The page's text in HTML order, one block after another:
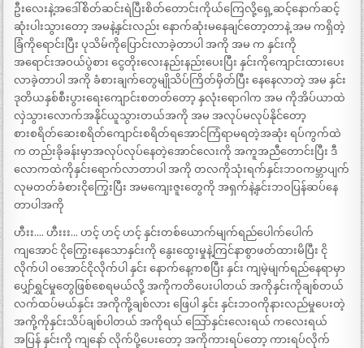
ဦးလေးနဲ့အဒေါ်စိတ်ဆင်းရဲပြီးစိတ်တောင်းကိုယ်ကြေလို့ရှေ့ဆင့်နောက်ဆင့်
ဆုံးပါးသွားတော့ အမနဲ့နှင်းလည်း နောက်ဆုံးမနေချင်တော့တာနဲ့ အမ ကရှိတဲ့
ခြံကိုရောင်းပြီး ပုသိမ်ကိုပြောင်းလာခဲ့တာပါ အကို အမ က နှင်းကို
အရောင်းအဝယ်ပွဲစား ငွေတိုးလေးနည်းနည်းပေးပြီး နှင်းကိုကျောင်းထားပေး
လာခဲ့တာပါ အကို ခံစားချက်တွေမျိုသိပ်ကြိတ်မှိတ်ပြီး နေနေလာတဲ့ အမ နှင်း
ဒုတိယနှစ်စီးပွားရေးကျောင်းစတတ်တော့ နှလုံးရောဂါက အမ ကိုအိပ်ယာထဲ
လှဲသွားလောက်အနိုင်ယူသွားတယ်အကို အမ အလုပ်မလုပ်နိုင်တော့
စားစရိတ်ဆေးစရိတ်ကျောင်းစရိတ်ရအောင်ကြံရာမရတဲ့အဆုံး ရပ်ကွက်ထဲ
က တည်းခိုခန်းမှာအလုပ်လုပ်နေတဲ့အောင်လေးကို အကူအညီတောင်းပြီး ဒီ
လောကထဲကိုနှင်းရောက်လာတာပါ အကို တလကိုသုံးရက်နှင်းဘဝကမ္ဘာပျက်
လုမတတ်ခံစားငိုကြွေးပြီး အမကျေးဇူးတွေကို အရှက်နဲ့နှင်းဘဝပြန်ဆပ်နေ
တာပါအကို
ဟီးး…. ဟီးးး… ဟင့် ဟင့် ဟင့် နှင်းတစ်ယောက်မျက်ရည်ပေါက်ပေါက်
ကျအောင် ငိုကြွေးနေသောနှင်းကို နွေးထွေးမှုနဲ့ကြင်နာစွာဖတ်ထားမိပြီး ငို
လိုက်ပါ ဝအောင်ငိုလိုက်ပါ နှင်း နောက်နေ့ကစပြီး နှင်း ကျမဲ့မျက်ရည်နေရာမှာ
ပျှော်ရွှင်မှုတွေဖြစ်စေရမယ်လို့ အကိုကတိပေးပါတယ် အကိုနှင်းကိုချစ်တယ်
လက်ထပ်မယ်နှင်း အကိုကို့ချစ်လား ဖြေပါ နှင်း နှင်းဘဝကိုနားလည်မှုပေးတဲ့
အကို့ကိုနှင်းသိပ်ချစ်ပါတယ် အကိုရယ် သြော်နှင်းလေးရယ် ကလေးရယ်
အပြန် နှင်းကို ကျနော် လိုက်ပို့ပေးတော့ အကိုကားရပ်တော့ ကားရပ်လိုက်